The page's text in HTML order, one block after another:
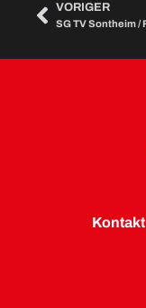
VORIGER
Kontakt